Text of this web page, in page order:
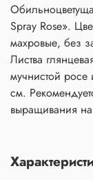
Spray Rose».
махровые, без
Листва
мучнистой росе
см.
выращивания